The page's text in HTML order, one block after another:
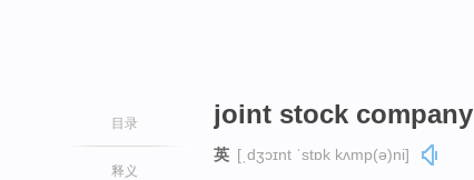
目录
释义
joint stock company
英 [ˌdʒɔɪnt ˈstɒk kʌmp(ə)ni]